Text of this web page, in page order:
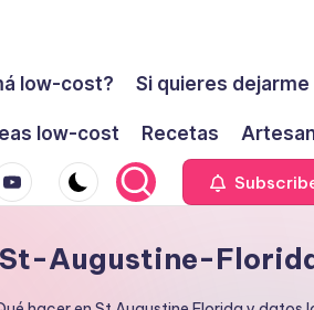
low-cost? Si quieres
low-cost Recetas
Augustine-